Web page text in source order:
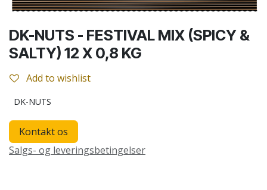
DK-NUTS - FESTIVAL MIX (SPICY &
SALTY) 12 X 0,8 KG
Add to wishlist
DK-NUTS
Kontakt os
Salgs- og leveringsbetingelser